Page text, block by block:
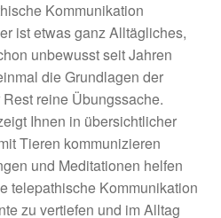
Kommunikation
ist etwas ganz Alltägliches,
unbewusst seit Jahren
die Grundlagen der
reine Übungssache.
Ihnen in übersichtlicher
Tieren kommunizieren
und Meditationen helfen
telepathische Kommunikation
zu vertiefen und im Alltag